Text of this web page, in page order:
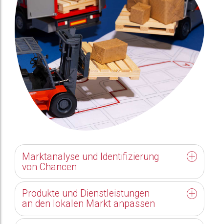
Marktanalyse und Identifizierung
von Chancen
Produkte und Dienstleistungen
an den lokalen Markt anpassen